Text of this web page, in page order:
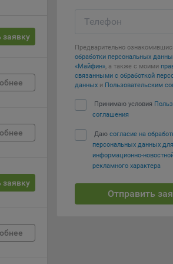
если
заявку
заявку
Телефон
Предварительно
обработки персональных
«Майфин», а также с моими
связанными с обработкой
данных и Пользовательским
Принимаю условия
соглашения
Даю согласие на
персональных данных
информационно-
рекламного характера
Отправить